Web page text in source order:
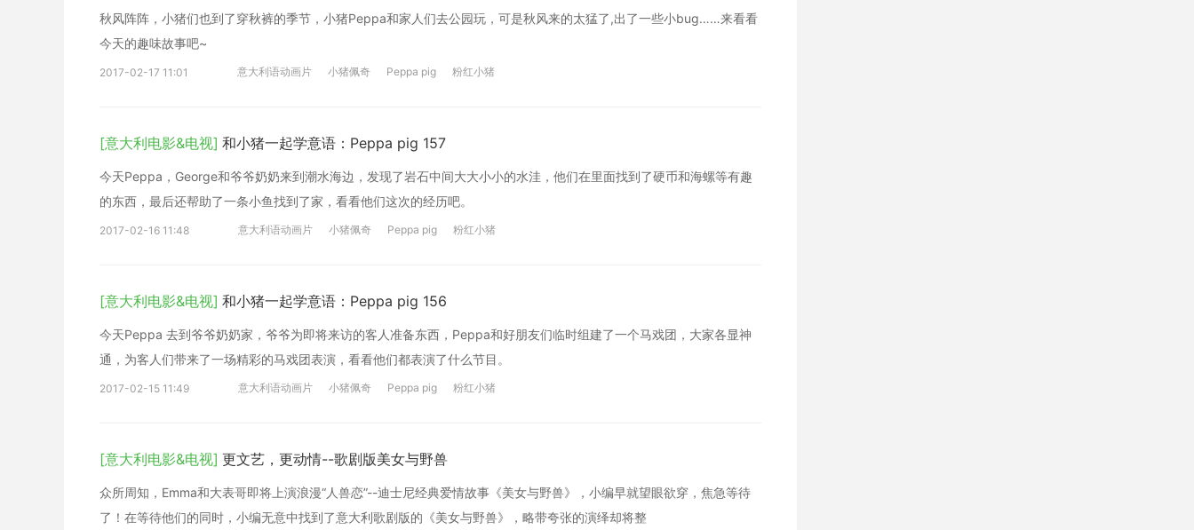
秋风阵阵，小猪们也到了穿秋裤的季节，小猪Peppa和家人们去公园玩，可是秋风来的太猛了,出了一些小bug……来看看
今天的趣味故事吧~
2017-02-17 11:01 意大利语动画片 小猪佩奇 Peppa pig 粉红小猪
[意大利电影&电视] 和小猪一起学意语：Peppa pig 157
今天Peppa，George和爷爷奶奶来到潮水海边，发现了岩石中间大大小小的水洼，他们在里面找到了硬币和海螺等有趣
的东西，最后还帮助了一条小鱼找到了家，看看他们这次的经历吧。
2017-02-16 11:48 意大利语动画片 小猪佩奇 Peppa pig 粉红小猪
[意大利电影&电视] 和小猪一起学意语：Peppa pig 156
今天Peppa 去到爷爷奶奶家，爷爷为即将来访的客人准备东西，Peppa和好朋友们临时组建了一个马戏团，大家各显神
通，为客人们带来了一场精彩的马戏团表演，看看他们都表演了什么节目。
2017-02-15 11:49 意大利语动画片 小猪佩奇 Peppa pig 粉红小猪
[意大利电影&电视] 更文艺，更动情--歌剧版美女与野兽
众所周知，Emma和大表哥即将上演浪漫“人兽恋”--迪士尼经典爱情故事《美女与野兽》，小编早就望眼欲穿，焦急等待
了！在等待他们的同时，小编无意中找到了意大利歌剧版的《美女与野兽》，略带夸张的演绎却将整